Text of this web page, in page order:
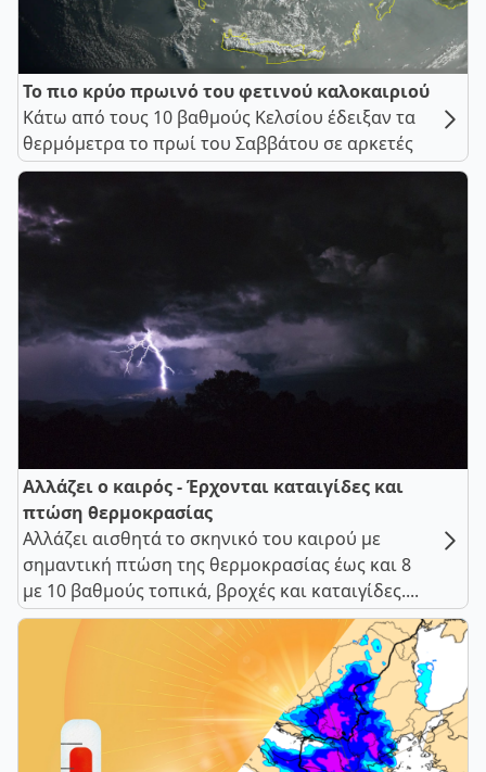
Το πιο κρύο πρωινό του φετινού καλοκαιριού
Κάτω από τους 10 βαθμούς Κελσίου έδειξαν τα
θερμόμετρα το πρωί του Σαββάτου σε αρκετές
Αλλάζει ο καιρός - Έρχονται καταιγίδες και
πτώση θερμοκρασίας
Αλλάζει αισθητά το σκηνικό του καιρού με
σημαντική πτώση της θερμοκρασίας έως και 8
με 10 βαθμούς τοπικά, βροχές και καταιγίδες....